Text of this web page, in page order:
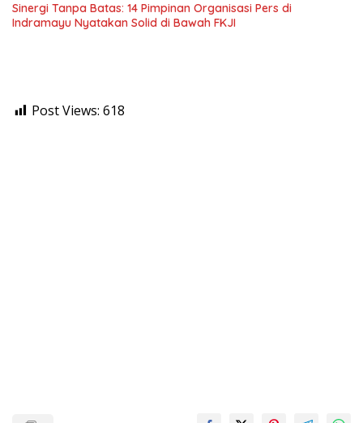
Sinergi Tanpa Batas: 14 Pimpinan Organisasi Pers di
Indramayu Nyatakan Solid di Bawah FKJI
Post Views: 618